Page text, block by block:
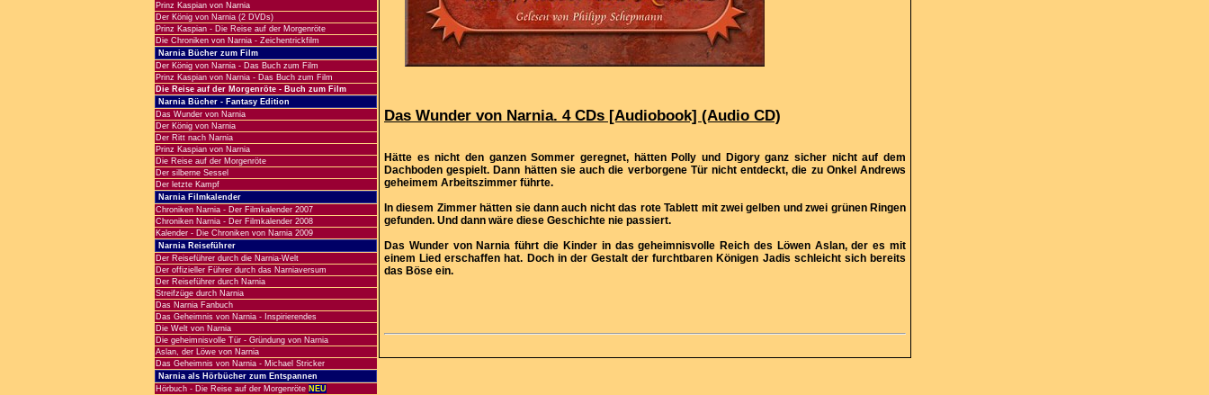
Prinz Kaspian von Narnia
Der König von Narnia (2 DVDs)
Prinz Kaspian - Die Reise auf der Morgenröte
Die Chroniken von Narnia - Zeichentrickfilm
Narnia Bücher zum Film
Der König von Narnia - Das Buch zum Film
Prinz Kaspian von Narnia - Das Buch zum Film
Die Reise auf der Morgenröte - Buch zum Film
Narnia Bücher - Fantasy Edition
Das Wunder von Narnia
Der König von Narnia
Der Ritt nach Narnia
Prinz Kaspian von Narnia
Die Reise auf der Morgenröte
Der silberne Sessel
Der letzte Kampf
Narnia Filmkalender
Chroniken Narnia - Der Filmkalender 2007
Chroniken Narnia - Der Filmkalender 2008
Kalender - Die Chroniken von Narnia 2009
Narnia Reiseführer
Der Reiseführer durch die Narnia-Welt
Der offizieller Führer durch das Narniaversum
Der Reiseführer durch Narnia
Streifzüge durch Narnia
Das Narnia Fanbuch
Das Geheimnis von Narnia - Inspirierendes
Die Welt von Narnia
Die geheimnisvolle Tür - Gründung von Narnia
Aslan, der Löwe von Narnia
Das Geheimnis von Narnia - Michael Stricker
Narnia als Hörbücher zum Entspannen
Hörbuch - Die Reise auf der Morgenröte NEU
Das Wunder von Narnia. 4 CDs [Audiobook] (Audio CD)
Hätte es nicht den ganzen Sommer geregnet, hätten Polly und Digory ganz sicher nicht auf dem
Dachboden gespielt. Dann hätten sie auch die verborgene Tür nicht entdeckt, die zu Onkel Andrews
geheimem Arbeitszimmer führte.
In diesem Zimmer hätten sie dann auch nicht das rote Tablett mit zwei gelben und zwei grünen Ringen
gefunden. Und dann wäre diese Geschichte nie passiert.
Das Wunder von Narnia führt die Kinder in das geheimnisvolle Reich des Löwen Aslan, der es mit
einem Lied erschaffen hat. Doch in der Gestalt der furchtbaren Königen Jadis schleicht sich bereits
das Böse ein.